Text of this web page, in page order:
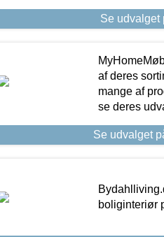
Se udvalget
af deres
mange af
se deres
Se udvalget
boliginteriør